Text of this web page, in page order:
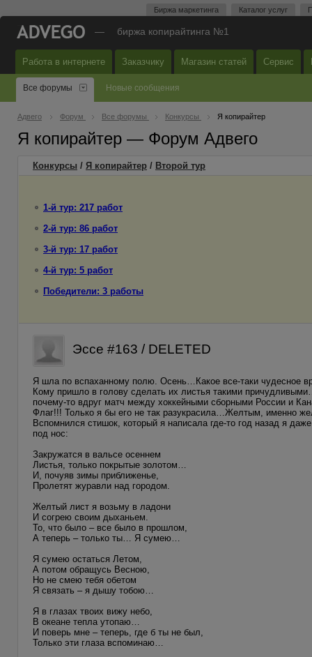
Биржа маркетинга Каталог услуг
— биржа копирайтинга №1
Работа в интернете Заказчику Магазин статей Сервис
Все форумы Новые сообщения
Адвего Форум Все форумы Конкурсы Я копирайтер
Я копирайтер — Форум Адвего
Конкурсы / Я копирайтер / Второй тур
1-й тур: 217 работ
2-й тур: 86 работ
3-й тур: 17 работ
4-й тур: 5 работ
Победители: 3 работы
Эссе #163 / DELETED
Я шла по вспаханному полю. Осень…Какое все-таки чудесное
Кому пришло в голову сделать их листья такими
почему-то вдруг матч между хоккейными сборными России и
Флаг!!! Только я бы его не так разукрасила…Желтым, именно
Вспомнился стишок, который я написала где-то год назад я
под нос:
Закружатся в вальсе осеннем
Листья, только покрытые золотом…
И, почуяв зимы приближенье,
Пролетят журавли над городом.
Желтый лист я возьму в ладони
И согрею своим дыханьем.
То, что было – все было в прошлом,
А теперь – только ты… Я сумею…
Я сумею остаться Летом,
А потом обращусь Весною,
Но не смею тебя обетом
Я связать – я дышу тобою…
Я в глазах твоих вижу небо,
В океане тепла утопаю…
И поверь мне – теперь, где б ты не был,
Только эти глаза вспоминаю…